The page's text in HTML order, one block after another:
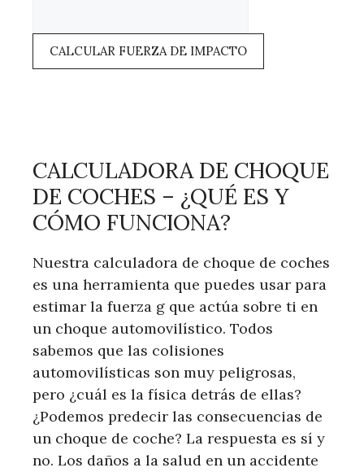
CALCULAR FUERZA DE IMPACTO
CALCULADORA DE CHOQUE
DE COCHES – ¿QUÉ ES Y
CÓMO FUNCIONA?
Nuestra calculadora de choque de coches
es una herramienta que puedes usar para
estimar la fuerza g que actúa sobre ti en
un choque automovilístico. Todos
sabemos que las colisiones
automovilísticas son muy peligrosas,
pero ¿cuál es la física detrás de ellas?
¿Podemos predecir las consecuencias de
un choque de coche? La respuesta es sí y
no. Los daños a la salud en un accidente